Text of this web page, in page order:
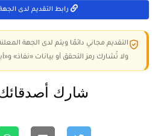
رابط التقديم لدى
التقديم مجاني دائمًا ويتم لدى الجهة
ولا تُشارك رمز التحقق أو بيانات «نفاذ»
شارك أصدقائك